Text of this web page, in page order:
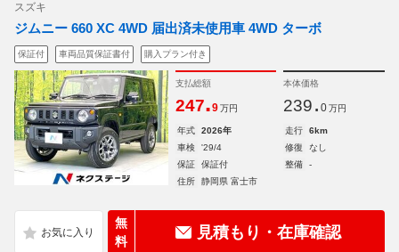
スズキ
ジムニー 660 XC 4WD 届出済未使用車 4WD ターボ
保証付 車両品質保証書付 購入プラン付き
支払総額
247.9 万円
本体価格
239. 0 万円
年式 2026年 走行
6km
車検
'29/4 修復
なし
保証
保証付 整備
-
住所
静岡県 富士市
無
料
見積もり・在庫確認